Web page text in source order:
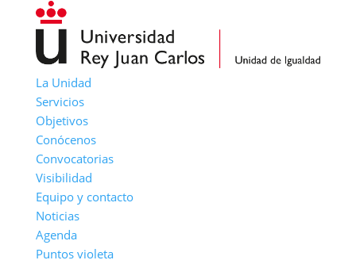
La Unidad
Servicios
Objetivos
Conócenos
Convocatorias
Visibilidad
Equipo y contacto
Noticias
Agenda
Puntos violeta